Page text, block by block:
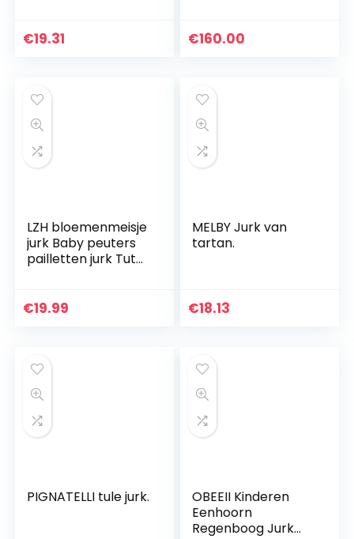
tule prinses
€19.31 €160.00
LZH bloemenmeisje
jurk Baby peuters
pailletten jurk Tutu
trouwjurk
€19.99
MELBY Jurk van
tartan.
€18.13
PIGNATELLI tule jurk.
OBEEII Kinderen
Eenhoorn
Regenboog Jurk